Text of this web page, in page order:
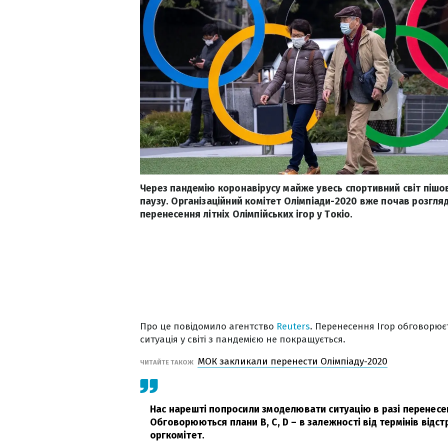
Через пандемію коронавірусу майже увесь спортивний світ
паузу. Організаційний комітет Олімпіади-2020 вже почав
перенесення літніх Олімпійських ігор у Токіо.
Про це повідомило агентство Reuters. Перенесення Ігор
ситуація у світі з пандемією не покращується.
ЧИТАЙТЕ ТАКОЖ МОК закликали перенести Олімпіаду-2020
Нас нарешті попросили змоделювати ситуацію в разі
Обговорюються плани B, C, D – в залежності від термінів
оргкомітет.